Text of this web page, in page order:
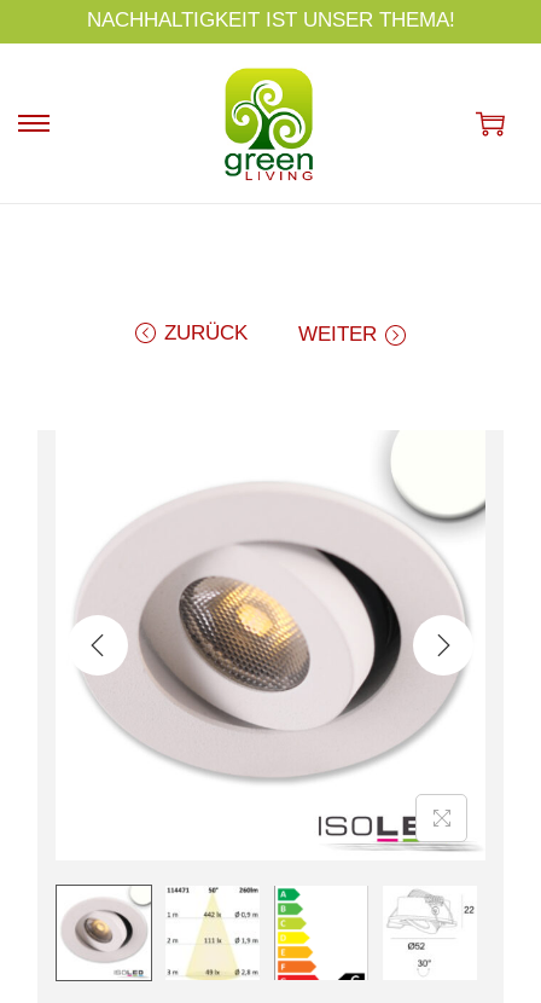
p
NACHHALTIGKEIT IST UNSER THEMA!
ZURÜCK WEITER